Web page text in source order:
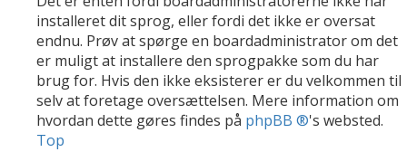
installeret dit sprog, eller fordi det ikke er oversat
endnu. Prøv at spørge en boardadministrator om det
er muligt at installere den sprogpakke som du har
brug for. Hvis den ikke eksisterer er du velkommen til
selv at foretage oversættelsen. Mere information om
hvordan dette gøres findes på phpBB ®'s websted.
Top